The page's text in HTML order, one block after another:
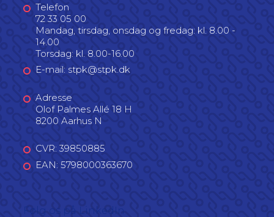
Telefon
72 33 05 00
Mandag, tirsdag, onsdag og fredag: kl. 8.00 -
14.00
Torsdag: kl. 8.00-16.00
E-mail: stpk@stpk.dk
Adresse
Olof Palmes Allé 18 H
8200 Aarhus N
CVR: 39850885
EAN: 5798000363670